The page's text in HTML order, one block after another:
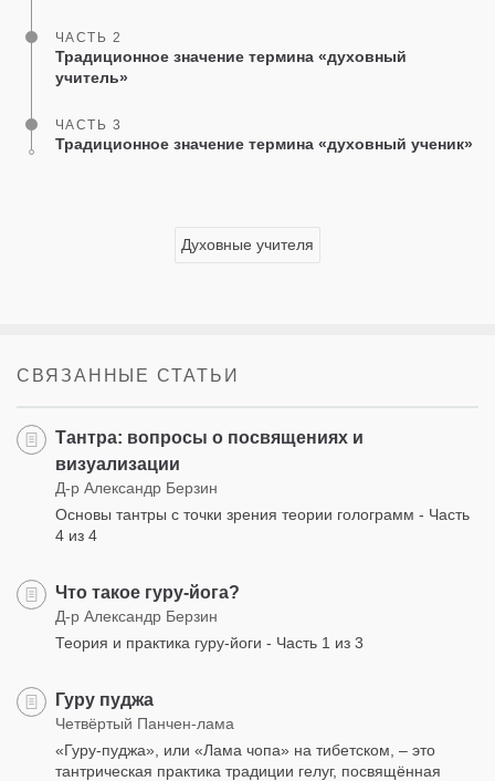
ЧАСТЬ 2
Традиционное значение термина «духовный
учитель»
ЧАСТЬ 3
Традиционное значение термина «духовный ученик»
Духовные учителя
СВЯЗАННЫЕ СТАТЬИ
Тантра: вопросы о посвящениях и
визуализации
Д-р Александр Берзин
Основы тантры с точки зрения теории голограмм - Часть
4 из 4
Что такое гуру-йога?
Д-р Александр Берзин
Теория и практика гуру-йоги - Часть 1 из 3
Гуру пуджа
Четвёртый Панчен-лама
«Гуру-пуджа», или «Лама чопа» на тибетском, – это
тантрическая практика традиции гелуг, посвящённая